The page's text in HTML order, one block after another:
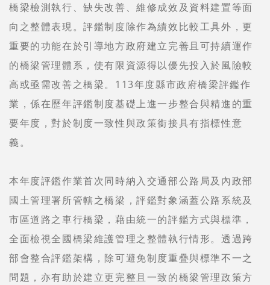
橋梁檢測執行、缺失改善、維修成效及資料建置等面
向之整體表現。評鑑制度除作為績效比較工具外，更
重要的功能在於引導地方政府建立完善且可持續運作
的橋梁管理體系，使有限資源得以優先投入於風險較
高或亟需改善之橋梁。113年度縣市政府橋梁評鑑作
業，係在歷年評鑑制度基礎上進一步整合與精進的重
要年度，對於制度一致性與政策銜接具有指標性意
義。
本年度評鑑作業首次同時納入交通部公路局及內政部
國土管理署所管轄之橋梁，評鑑對象涵蓋公路系統及
市區道路之車行橋梁，藉由統一的評鑑方式與標準，
全面檢視全國橋梁維護管理之整體執行情形。透過跨
部會整合評鑑架構，除可避免制度重疊與標準不一之
問題，亦有助於建立更完整且一致的橋梁管理政策方